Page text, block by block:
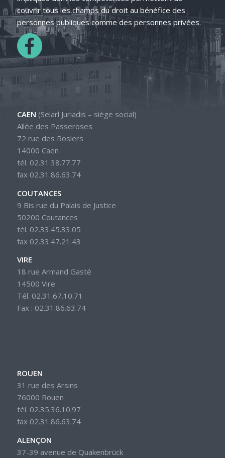
couvrir tous les champs du droit au bénéfice des
personnes publiques comme des personnes privées.
CAEN (Selarl Juriadis – siège social)
Allée des Passeroses
72 rue des Rosiers
14000 Caen
tél. 02.31.38.77.77
fax 02.31.86.63.74
COUTANCES
9 Bis rue du Palais de Justice
50200 Coutances
tél. 02.33.45.33.05
fax 02.33.47.21.43
VIRE
18 rue Armand Gasté
14500 Vire
Tél. 02.31.67.10.71
Fax : 02.31.86.63.74
ROUEN
31 rue des Arsins
76000 Rouen
tél. 02.35.36.10.97
fax 02.31.86.63.74
ALENÇON
37-39 avenue de Quakenbrück